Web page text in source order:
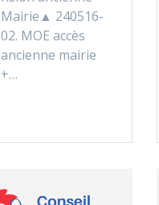
Mairie▲ 240516-
02. MOE accès
ancienne mairie
+…